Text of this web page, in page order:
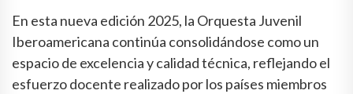
En esta nueva edición 2025, la Orquesta Juvenil
Iberoamericana continúa consolidándose como un
espacio de excelencia y calidad técnica, reflejando el
esfuerzo docente realizado por los países miembros